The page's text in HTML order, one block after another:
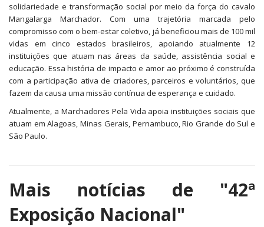
solidariedade e transformação social por meio da força do cavalo
Mangalarga Marchador. Com uma trajetória marcada pelo
compromisso com o bem-estar coletivo, já beneficiou mais de 100 mil
vidas em cinco estados brasileiros, apoiando atualmente 12
instituições que atuam nas áreas da saúde, assistência social e
educação. Essa história de impacto e amor ao próximo é construída
com a participação ativa de criadores, parceiros e voluntários, que
fazem da causa uma missão contínua de esperança e cuidado.
Atualmente, a Marchadores Pela Vida apoia instituições sociais que
atuam em Alagoas, Minas Gerais, Pernambuco, Rio Grande do Sul e
São Paulo.
Mais notícias de "42ª
Exposição Nacional"